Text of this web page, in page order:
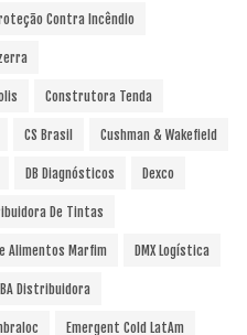
Contra Incêndio
Construtora Tenda
CS Brasil Cushman & Wakefield
DB Diagnósticos Dexco
De Tintas
Alimentos Marfim DMX Logística
Distribuidora
Emergent Cold LatAm